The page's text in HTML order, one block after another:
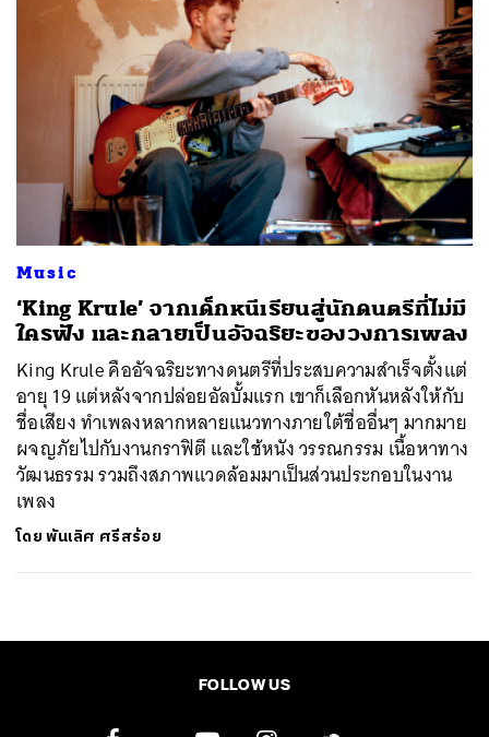
Music
‘King Krule’ จากเด็กหนีเรียนสู่นักดนตรีที่ไม่มี
ใครฟัง และกลายเป็นอัจฉริยะของวงการเพลง
King Krule คืออัจฉริยะทางดนตรีที่ประสบความสำเร็จตั้งแต่
อายุ 19 แต่หลังจากปล่อยอัลบั้มแรก เขาก็เลือกหันหลังให้กับ
ชื่อเสียง ทำเพลงหลากหลายแนวทางภายใต้ชื่ออื่นๆ มากมาย
ผจญภัยไปกับงานกราฟิตี และใช้หนัง วรรณกรรม เนื้อหาทาง
วัฒนธรรม รวมถึงสภาพแวดล้อมมาเป็นส่วนประกอบในงาน
เพลง
โดยพันเลิศ ศรีสร้อย
FOLLOW US